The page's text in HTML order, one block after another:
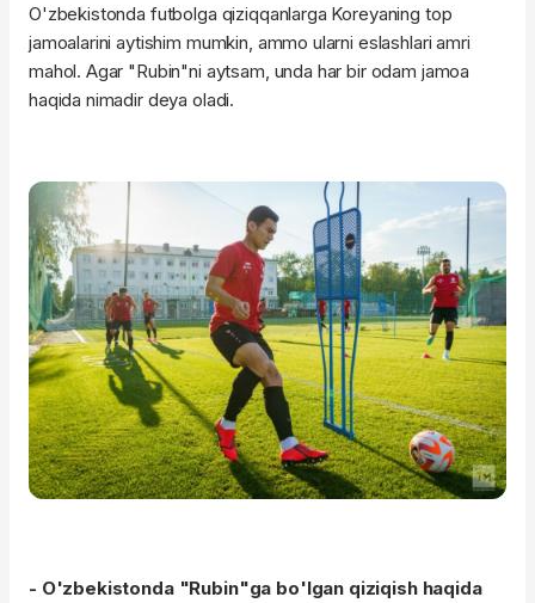
O'zbekistonda futbolga qiziqqanlarga Koreyaning top
jamoalarini aytishim mumkin, ammo ularni eslashlari amri
mahol. Agar "Rubin"ni aytsam, unda har bir odam jamoa
haqida nimadir deya oladi.
- O'zbekistonda "Rubin"ga bo'lgan qiziqish haqida